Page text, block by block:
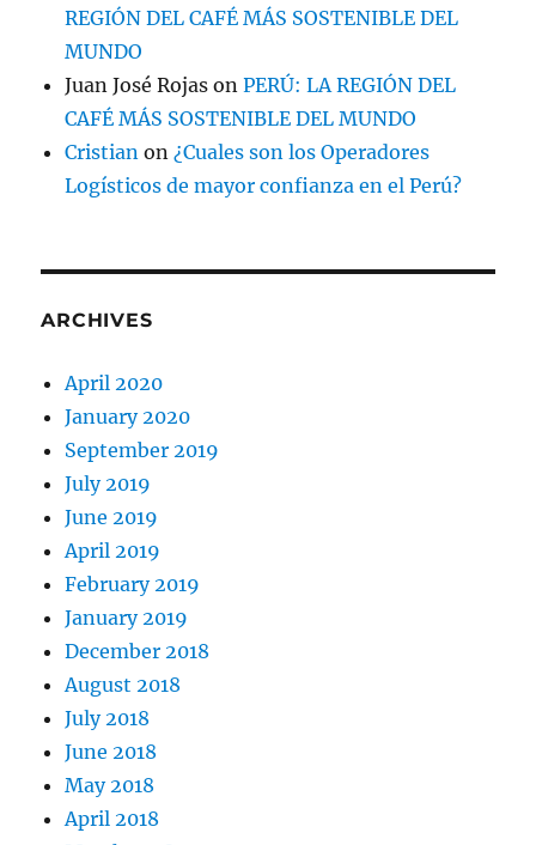
REGIÓN DEL CAFÉ MÁS SOSTENIBLE DEL
MUNDO
Juan José Rojas onPERÚ: LA REGIÓN DEL
CAFÉ MÁS SOSTENIBLE DEL MUNDO
Cristian on¿Cuales son los Operadores
Logísticos de mayor confianza en el Perú?
ARCHIVES
April 2020
January 2020
September 2019
July 2019
June 2019
April 2019
February 2019
January 2019
December 2018
August 2018
July 2018
June 2018
May 2018
April 2018